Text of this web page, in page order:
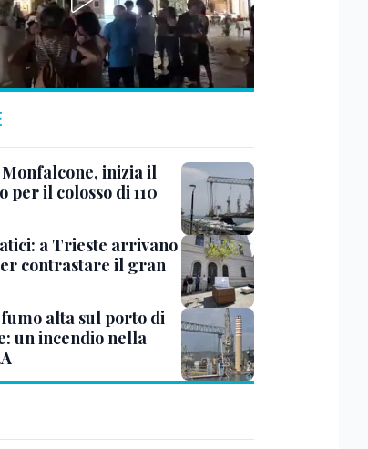
inizia il
per il colosso di 110
a Trieste arrivano
contrastare il gran
alta sul porto di
un incendio nella